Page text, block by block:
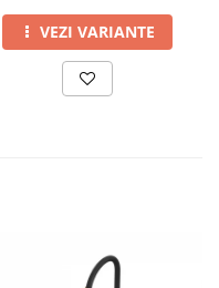
VEZI VARIANTE